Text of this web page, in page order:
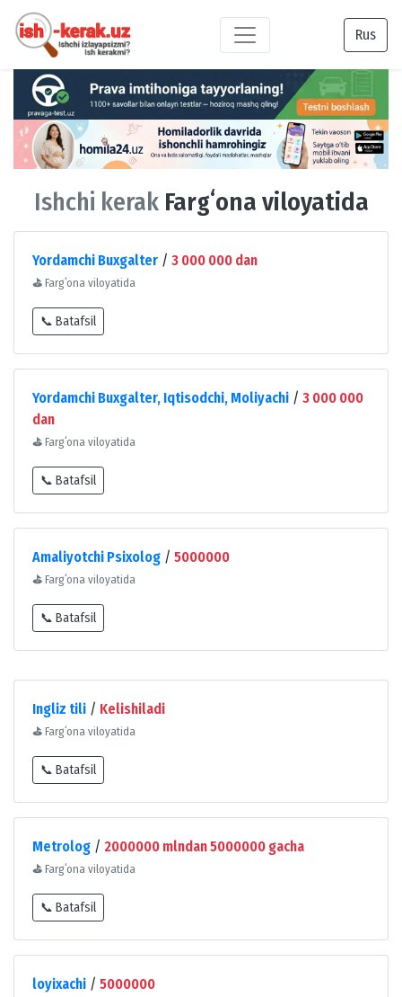
Rus
Ishchi kerak Fargʻona viloyatida
Yordamchi Buxgalter / 3 000 000 dan
⛳ Fargʻona viloyatida
📞 Batafsil
Yordamchi Buxgalter, Iqtisodchi, Moliyachi / 3 000 000
dan
⛳ Fargʻona viloyatida
📞 Batafsil
Amaliyotchi Psixolog / 5000000
⛳ Fargʻona viloyatida
📞 Batafsil
Ingliz tili / Kelishiladi
⛳ Fargʻona viloyatida
📞 Batafsil
Metrolog / 2000000 mlndan 5000000 gacha
⛳ Fargʻona viloyatida
📞 Batafsil
loyixachi / 5000000